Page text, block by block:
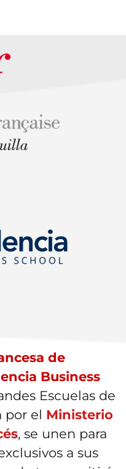
de
Business
Escuelas de
por el Ministerio
, se unen para
a sus